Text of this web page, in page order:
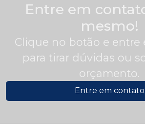
Entre em
mesmo!
Clique no botão e entre
para tirar dúvidas ou
orçamento.
Entre em contato